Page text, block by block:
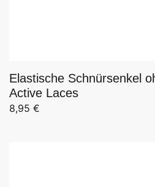
Elastische Schnürsenkel
Active Laces
8,95 €